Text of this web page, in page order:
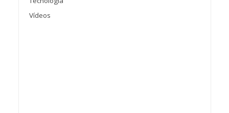
Vídeos